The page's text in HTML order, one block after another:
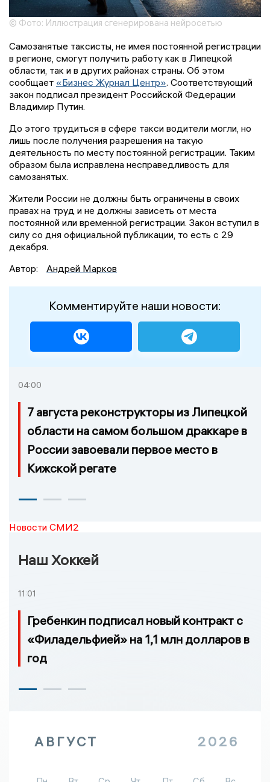
© Фото: Иллюстрация сгенерирована нейросетью
Самозанятые таксисты, не имея постоянной регистрации
в регионе, смогут получить работу как в Липецкой
области, так и в других районах страны. Об этом
сообщает «Бизнес Журнал Центр». Соответствующий
закон подписал президент Российской Федерации
Владимир Путин.
До этого трудиться в сфере такси водители могли, но
лишь после получения разрешения на такую
деятельность по месту постоянной регистрации. Таким
образом была исправлена несправедливость для
самозанятых.
Жители России не должны быть ограничены в своих
правах на труд и не должны зависеть от места
постоянной или временной регистрации. Закон вступил в
силу со дня официальной публикации, то есть с 29
декабря.
Автор:
Андрей Марков
Комментируйте наши новости:
04:00
7 августа реконструкторы из Липецкой
области на самом большом драккаре в
России завоевали первое место в
Кижской регате
Новости СМИ2
Наш Хоккей
11:01
Гребенкин подписал новый контракт с
«Филадельфией» на 1,1 млн долларов в
год
АВГУСТ 2026